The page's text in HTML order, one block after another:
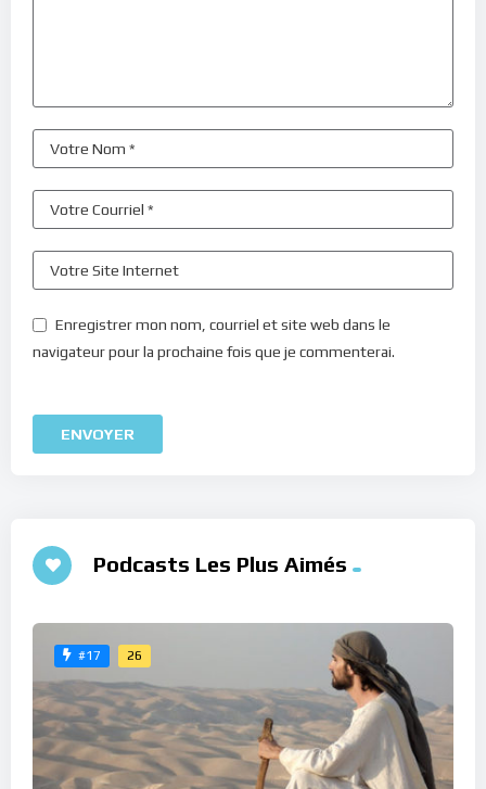
Enregistrer mon nom, courriel et site web dans le
navigateur pour la prochaine fois que je commenterai.
Podcasts Les Plus Aimés
#17 26